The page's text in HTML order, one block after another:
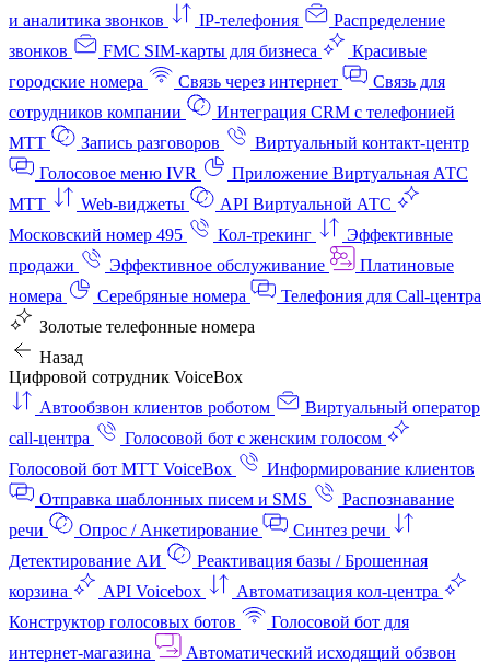
и аналитика звонков
IP-телефония
Распределение
звонков
FMC SIM-карты для бизнеса
Красивые
городские номера
Связь через интернет
Связь для
сотрудников компании
Интеграция CRM с телефонией
МТТ
Запись разговоров
Виртуальный контакт‑центр
Голосовое меню IVR
Приложение Виртуальная АТС
МТТ
Web-виджеты
API Виртуальной АТС
Московский номер 495
Кол-трекинг
Эффективные
продажи
Эффективное обслуживание
Платиновые
номера
Серебряные номера
Телефония для Call-центра
Золотые телефонные номера
Назад
Цифровой сотрудник VoiceBox
Автообзвон клиентов роботом
Виртуальный оператор
call-центра
Голосовой бот с женским голосом
Голосовой бот МТТ VoiceBox
Информирование клиентов
Отправка шаблонных писем и SMS
Распознавание
речи
Опрос / Анкетирование
Синтез речи
Детектирование АИ
Реактивация базы / Брошенная
корзина
API Voicebox
Автоматизация кол‑центра
Конструктор голосовых ботов
Голосовой бот для
интернет‑магазина
Автоматический исходящий обзвон